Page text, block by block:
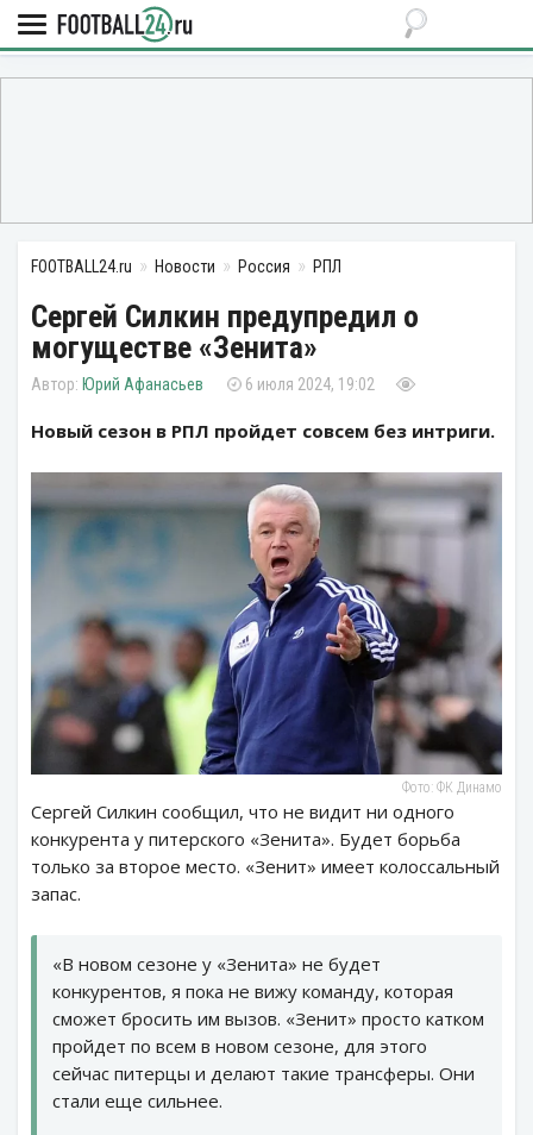
FOOTBALL24.ru Новости Россия РПЛ
Сергей Силкин предупредил о
могуществе «Зенита»
Юрий Афанасьев 6 июля 2024, 19:02
Новый сезон в РПЛ пройдет совсем без интриги.
Фото: ФК Динамо
Сергей Силкин сообщил, что не видит ни одного
конкурента у питерского «Зенита». Будет борьба
только за второе место. «Зенит» имеет колоссальный
запас.
«В новом сезоне у «Зенита» не будет
конкурентов, я пока не вижу команду, которая
сможет бросить им вызов. «Зенит» просто катком
пройдeт по всем в новом сезоне, для этого
сейчас питерцы и делают такие трансферы. Они
стали ещe сильнее.